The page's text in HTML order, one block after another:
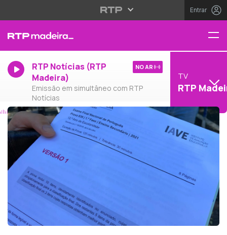
Entrar
RTP Notícias (RTP
Madeira)
Emissão em simultâneo com RTP
Notícias
NO AR
TV
RTP